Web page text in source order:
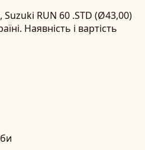
RUN 60 .STD (Ø43,00)
Наявність і вартість